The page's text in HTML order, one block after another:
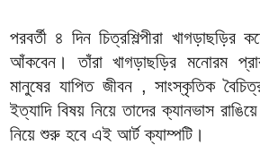
পরবর্তী ৪ দিন চিত্রশিল্পীরা খাগড়াছড়ির
আঁকবেন। তাঁরা খাগড়াছড়ির মনোরম
মানুষের যাপিত জীবন , সাংস্কৃতিক
ইত্যাদি বিষয় নিয়ে তাদের ক্যানভাস
নিয়ে শুরু হবে এই আর্ট ক্যাম্পটি।